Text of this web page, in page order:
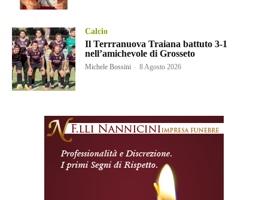
Calcio
Il Terrranuova Traiana battuto 3-1
nell’amichevole di Grosseto
Michele Bossini - 8 Agosto 2026